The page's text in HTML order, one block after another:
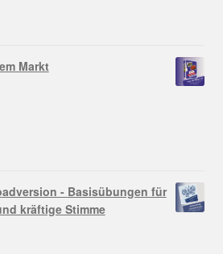
Markt
- Basisübungen für
kräftige Stimme